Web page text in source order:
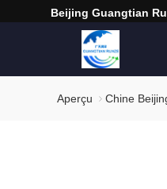
Beijing Guangtian
Aperçu Chine